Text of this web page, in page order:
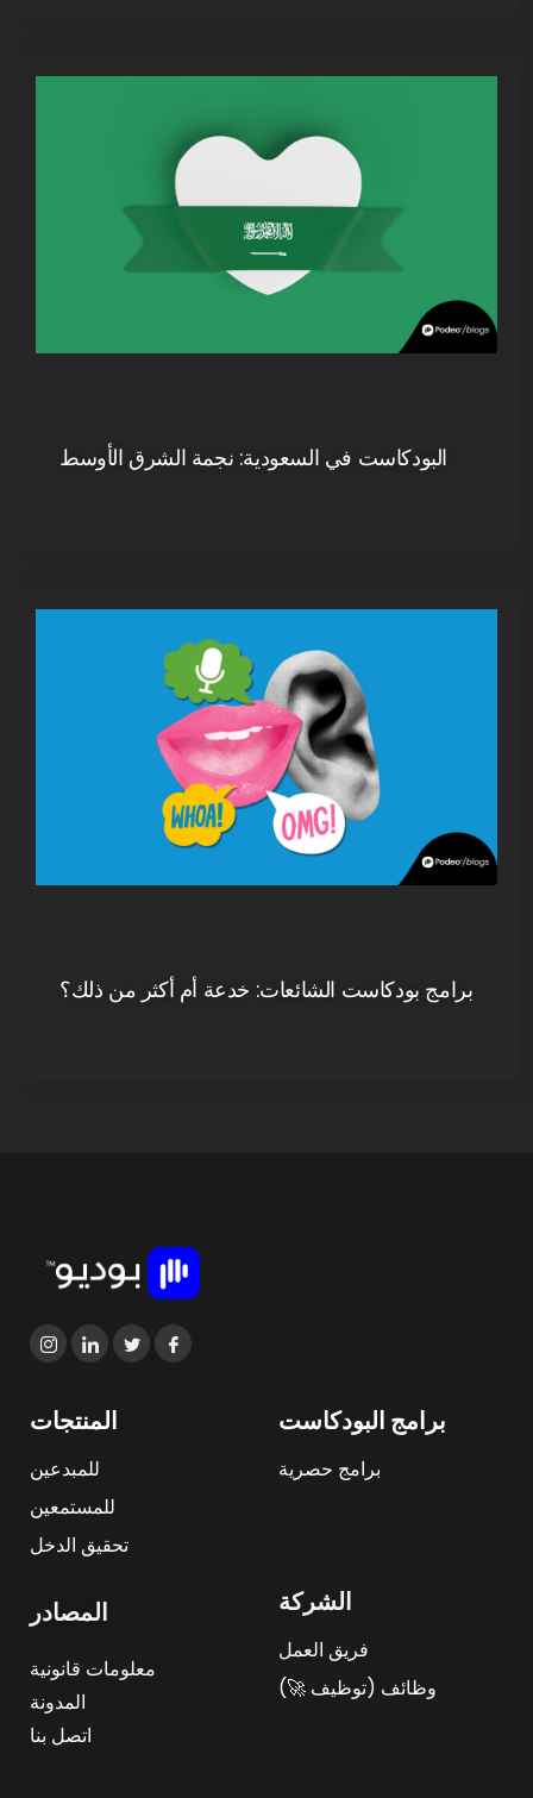
البودكاست في السعودية: نجمة الشرق الأوسط
برامج بودكاست الشائعات: خدعة أم أكثر من ذلك؟
المنتجات
للمبدعين
للمستمعين
تحقيق الدخل
برامج البودكاست
برامج حصرية
المصادر
معلومات قانونية
المدونة
اتصل بنا
الشركة
فريق العمل
وظائف (توظيف 🚀)